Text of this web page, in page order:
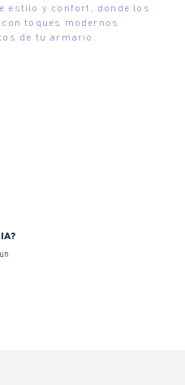
estilo y confort, donde los
toques modernos
de tu armario.